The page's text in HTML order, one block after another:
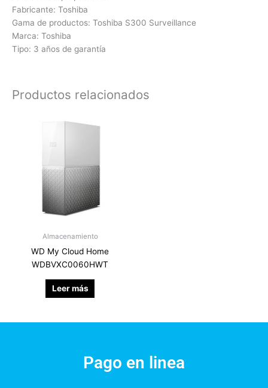
Fabricante: Toshiba
Gama de productos: Toshiba S300 Surveillance
Marca: Toshiba
Tipo: 3 años de garantía
Productos relacionados
Almacenamiento
WD My Cloud Home
WDBVXC0060HWT
Leer más
Pago en linea